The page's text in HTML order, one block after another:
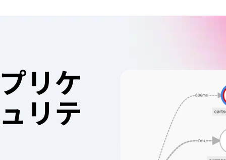
リケ
リテ